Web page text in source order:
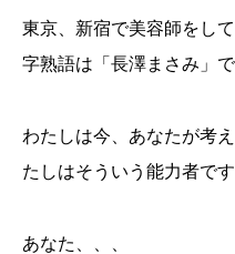
東京、新宿で美容師をし
字熟語は「長澤まさみ」で
わたしは今、あなたが考
たしはそういう能力者で
あなた、、、